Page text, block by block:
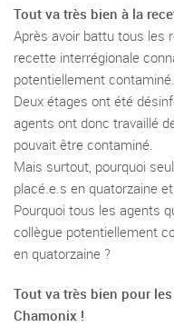
Tout va très bien à la
Après avoir battu tous les
recette interrégionale
potentiellement contaminé.
Deux étages ont été
agents ont donc travaillé
pouvait être contaminé.
Mais surtout, pourquoi
placé.e.s en quatorzaine
Pourquoi tous les agents
collègue potentiellement
en quatorzaine ?
Tout va très bien pour
Chamonix !